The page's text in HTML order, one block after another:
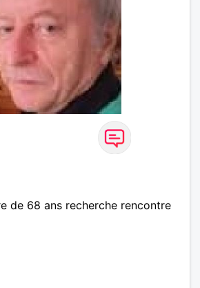
de 68 ans recherche rencontre